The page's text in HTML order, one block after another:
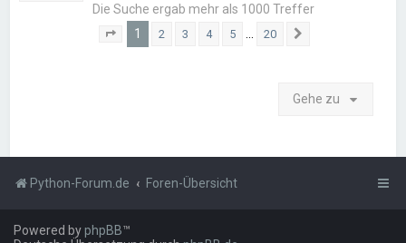
Die Suche ergab mehr als 1000 Treffer
Seite von 20
1 2 3 4 5 … 20
Gehe zu
Python-Forum.de Foren-Übersicht
Powered byphpBB™